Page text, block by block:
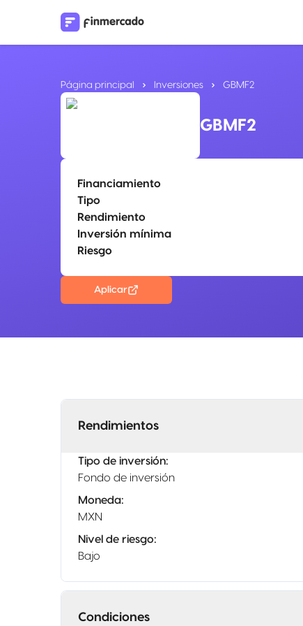
Página principal Inversiones GBMF2
GBMF2
Financiamiento
Tipo
Rendimiento
Inversión mínima
Riesgo
Aplicar
Rendimientos
Tipo de inversión:
Fondo de inversión
Moneda:
MXN
Nivel de riesgo:
Bajo
Condiciones